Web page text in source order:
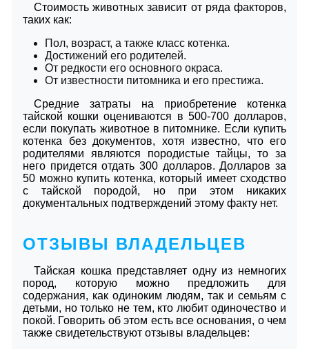
Стоимость животных зависит от ряда факторов,
таких как:
Пол, возраст, а также класс котенка.
Достижений его родителей.
От редкости его основного окраса.
От известности питомника и его престижа.
Средние затраты на приобретение котенка
тайской кошки оцениваются в 500-700 долларов,
если покупать животное в питомнике. Если купить
котенка без документов, хотя известно, что его
родителями являются породистые тайцы, то за
него придется отдать 300 долларов. Долларов за
50 можно купить котенка, который имеет сходство
с тайской породой, но при этом никаких
документальных подтверждений этому факту нет.
ОТЗЫВЫ ВЛАДЕЛЬЦЕВ
Тайская кошка представляет одну из немногих
пород, которую можно предложить для
содержания, как одиноким людям, так и семьям с
детьми, но только не тем, кто любит одиночество и
покой. Говорить об этом есть все основания, о чем
также свидетельствуют отзывы владельцев: